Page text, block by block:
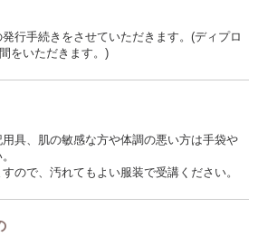
行手続きをさせていただきます。(ディプロ
をいただきます。)
具、肌の敏感な方や体調の悪い方は手袋や
ので、汚れてもよい服装で受講ください。